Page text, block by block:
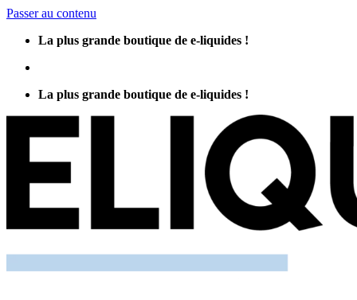
Passer au contenu
La plus grande boutique de e-liquides !
La plus grande boutique de e-liquides !